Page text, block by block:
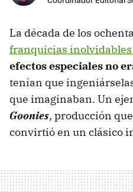
La década de los
franquicias inolvidables
efectos especiales no
tenían que
que imaginaban. Un
Goonies, producción
convirtió en un clásico